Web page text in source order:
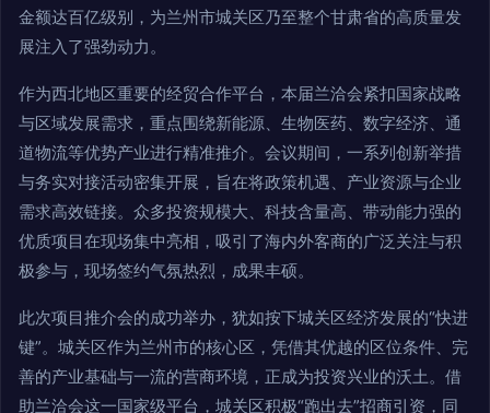
金额达百亿级别，为兰州市城关区乃至整个甘肃省的高质量发
展注入了强劲动力。
作为西北地区重要的经贸合作平台，本届兰洽会紧扣国家战略
与区域发展需求，重点围绕新能源、生物医药、数字经济、通
道物流等优势产业进行精准推介。会议期间，一系列创新举措
与务实对接活动密集开展，旨在将政策机遇、产业资源与企业
需求高效链接。众多投资规模大、科技含量高、带动能力强的
优质项目在现场集中亮相，吸引了海内外客商的广泛关注与积
极参与，现场签约气氛热烈，成果丰硕。
此次项目推介会的成功举办，犹如按下城关区经济发展的“快进
键”。城关区作为兰州市的核心区，凭借其优越的区位条件、完
善的产业基础与一流的营商环境，正成为投资兴业的沃土。借
助兰洽会这一国家级平台，城关区积极“跑出去”招商引资，同